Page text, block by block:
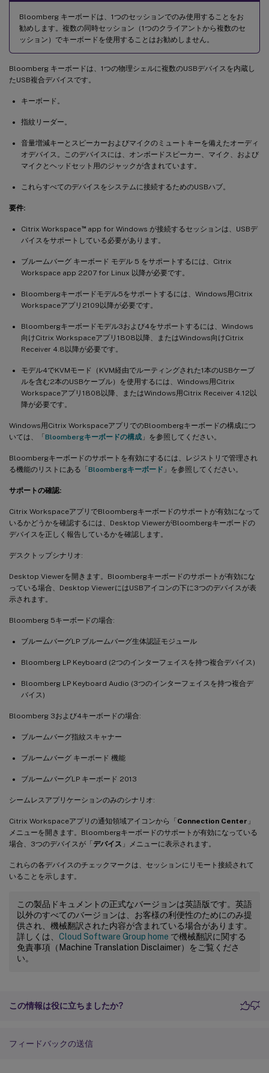
Bloomberg キーボードは、1つのセッションでのみ使用することをお
勧めします。複数の同時セッション（1つのクライアントから複数のセ
ッション）でキーボードを使用することはお勧めしません。
Bloomberg キーボードは、1つの物理シェルに複数のUSBデバイスを内蔵し
たUSB複合デバイスです。
キーボード。
指紋リーダー。
音量増減キーとスピーカーおよびマイクのミュートキーを備えたオーディ
オデバイス。このデバイスには、オンボードスピーカー、マイク、および
マイクとヘッドセット用のジャックが含まれています。
これらすべてのデバイスをシステムに接続するためのUSBハブ。
要件:
Citrix Workspace™app for Windows が接続するセッションは、USBデ
バイスをサポートしている必要があります。
ブルームバーグ キーボード モデル 5 をサポートするには、Citrix
Workspace app 2207 for Linux 以降が必要です。
Bloombergキーボードモデル5をサポートするには、Windows用Citrix
Workspaceアプリ2109以降が必要です。
Bloombergキーボードモデル3および4をサポートするには、Windows
向けCitrix Workspaceアプリ1808以降、またはWindows向けCitrix
Receiver 4.8以降が必要です。
モデル4でKVMモード（KVM経由でルーティングされた1本のUSBケーブ
ルを含む2本のUSBケーブル）を使用するには、Windows用Citrix
Workspaceアプリ1808以降、またはWindows用Citrix Receiver 4.12以
降が必要です。
Windows用Citrix WorkspaceアプリでのBloombergキーボードの構成につ
いては、「Bloombergキーボードの構成 」を参照してください。
Bloombergキーボードのサポートを有効にするには、レジストリで管理され
る機能のリストにある「Bloombergキーボード 」を参照してください。
サポートの確認:
Citrix WorkspaceアプリでBloombergキーボードのサポートが有効になって
いるかどうかを確認するには、Desktop ViewerがBloombergキーボードの
デバイスを正しく報告しているかを確認します。
デスクトップシナリオ:
Desktop Viewerを開きます。Bloombergキーボードのサポートが有効にな
っている場合、Desktop ViewerにはUSBアイコンの下に3つのデバイスが表
示されます。
Bloomberg 5キーボードの場合:
ブルームバーグLP ブルームバーグ生体認証モジュール
Bloomberg LP Keyboard (2つのインターフェイスを持つ複合デバイス)
Bloomberg LP Keyboard Audio (3つのインターフェイスを持つ複合デ
バイス)
Bloomberg 3および4キーボードの場合:
ブルームバーグ指紋スキャナー
ブルームバーグ キーボード 機能
ブルームバーグLP キーボード 2013
シームレスアプリケーションのみのシナリオ:
Citrix Workspaceアプリの通知領域アイコンから「Connection Center 」
メニューを開きます。Bloombergキーボードのサポートが有効になっている
場合、3つのデバイスが「デバイス 」メニューに表示されます。
これらの各デバイスのチェックマークは、セッションにリモート接続されて
いることを示します。
この製品ドキュメントの正式なバージョンは英語版です。英語
以外のすべてのバージョンは、お客様の利便性のためにのみ提
供され、機械翻訳された内容が含まれている場合があります。
詳しくは、 Cloud Software Group home で機械翻訳に関する
免責事項（Machine Translation Disclaimer）をご覧くださ
い。
この情報は役に立ちましたか?
フィードバックの送信